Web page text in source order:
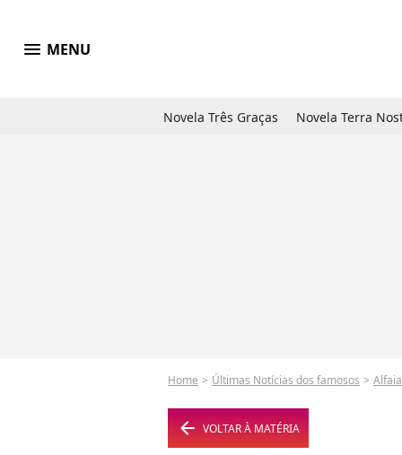
menu MENU
Novela Três Graças Novela Terra
Home Últimas Notícias dos famosos
arrow_left VOLTAR À MATÉRIA